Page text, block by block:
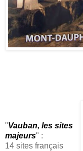
"Vauban, les sites
majeurs" :
14 sites français